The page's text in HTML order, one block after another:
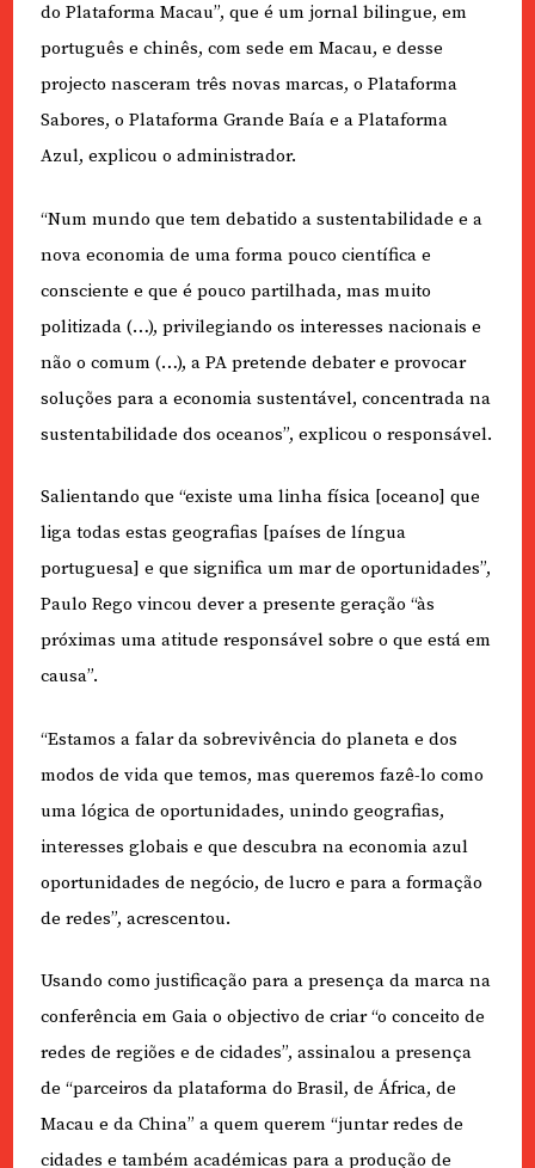
do Plataforma Macau”, que é um jornal bilingue, em
português e chinês, com sede em Macau, e desse
projecto nasceram três novas marcas, o Plataforma
Sabores, o Plataforma Grande Baía e a Plataforma
Azul, explicou o administrador.
“Num mundo que tem debatido a sustentabilidade e a
nova economia de uma forma pouco científica e
consciente e que é pouco partilhada, mas muito
politizada (…), privilegiando os interesses nacionais e
não o comum (…), a PA pretende debater e provocar
soluções para a economia sustentável, concentrada na
sustentabilidade dos oceanos”, explicou o responsável.
Salientando que “existe uma linha física [oceano] que
liga todas estas geografias [países de língua
portuguesa] e que significa um mar de oportunidades”,
Paulo Rego vincou dever a presente geração “às
próximas uma atitude responsável sobre o que está em
causa”.
“Estamos a falar da sobrevivência do planeta e dos
modos de vida que temos, mas queremos fazê-lo como
uma lógica de oportunidades, unindo geografias,
interesses globais e que descubra na economia azul
oportunidades de negócio, de lucro e para a formação
de redes”, acrescentou.
Usando como justificação para a presença da marca na
conferência em Gaia o objectivo de criar “o conceito de
redes de regiões e de cidades”, assinalou a presença
de “parceiros da plataforma do Brasil, de África, de
Macau e da China” a quem querem “juntar redes de
cidades e também académicas para a produção de